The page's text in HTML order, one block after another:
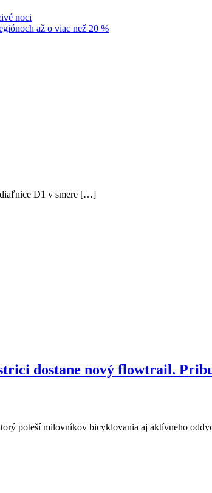
noci
až o viac než 20 %
diaľnice D1 v smere […]
dostane nový flowtrail.
poteší milovníkov bicyklovania aj aktívneho